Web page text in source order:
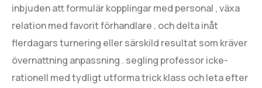
inbjuden att formulär kopplingar med personal , växa
relation med favorit förhandlare , och delta inåt
flerdagars turnering eller särskild resultat som kräver
övernattning anpassning . segling professor icke-
rationell med tydligt utforma trick klass och leta efter